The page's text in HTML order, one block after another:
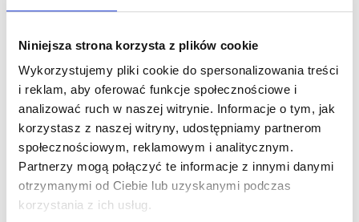
Niniejsza strona korzysta z plików cookie
Wykorzystujemy pliki cookie do spersonalizowania treści
i reklam, aby oferować funkcje społecznościowe i
analizować ruch w naszej witrynie. Informacje o tym, jak
korzystasz z naszej witryny, udostępniamy partnerom
społecznościowym, reklamowym i analitycznym.
Partnerzy mogą połączyć te informacje z innymi danymi
otrzymanymi od Ciebie lub uzyskanymi podczas
korzystania z ich usług.
Polityka Prywatności
Twój spokojny
przystanek w Borku
– Strefa Relaksu!
W Centrum Handlowym Borek wiemy, jak ważne jest,